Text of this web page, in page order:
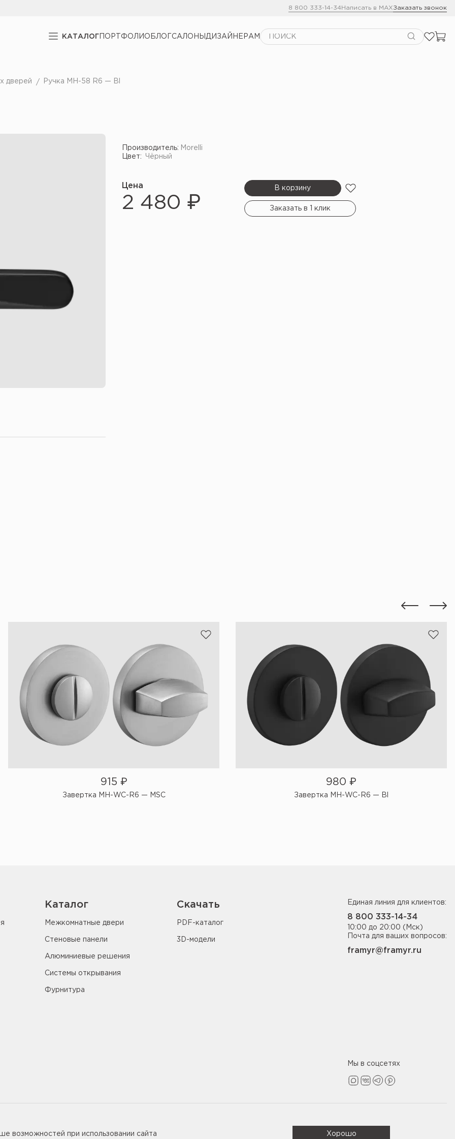
8 800 333-14-34Написать в MAXЗаказать звонок
КАТАЛОГ ПОРТФОЛИО БЛОГСАЛОНЫ ДИЗАЙНЕРАМ
дверей Ручка MH-58 R6 — Bl
Производитель: Morelli
Цвет:
Чёрный
Цена
2 480 ₽
В корзину
Заказать в 1 клик
915 ₽
Завертка MH-WC-R6 — MSC
980 ₽
Завертка MH-WC-R6 — Bl
Каталог
Межкомнатные двери
Стеновые панели
Алюминиевые решения
Системы открывания
Фурнитура
Скачать
PDF-каталог
3D-модели
Единая линия для клиентов:
8 800 333-14-34
10:00 до 20:00 (Мск)
Почта для ваших вопросов:
framyr@framyr.ru
Мы в соцсетях
возможностей при использовании сайта Хорошо